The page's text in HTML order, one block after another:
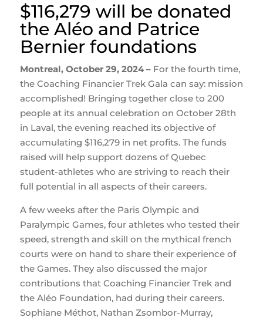
$116,279 will be donated
the Aléo and Patrice
Bernier foundations
Montreal, October 29, 2024 – For the fourth time,
the Coaching Financier Trek Gala can say: mission
accomplished! Bringing together close to 200
people at its annual celebration on October 28th
in Laval, the evening reached its objective of
accumulating $116,279 in net profits. The funds
raised will help support dozens of Quebec
student-athletes who are striving to reach their
full potential in all aspects of their careers.
A few weeks after the Paris Olympic and
Paralympic Games, four athletes who tested their
speed, strength and skill on the mythical french
courts were on hand to share their experience of
the Games. They also discussed the major
contributions that Coaching Financier Trek and
the Aléo Foundation, had during their careers.
Sophiane Méthot, Nathan Zsombor-Murray,